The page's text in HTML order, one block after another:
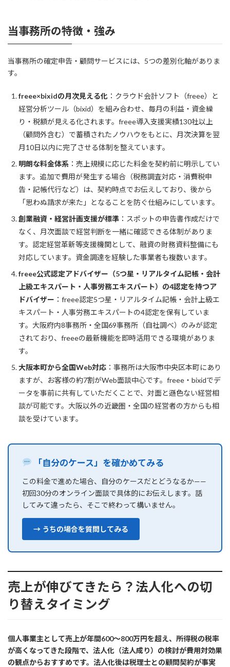
当事務所の特徴・強み
当事務所の確定申告・顧問サービスには、5つの差別化軸がありま
す。
freee×bixidの月次見える化 ：クラウド会計ソフト（freee）と
経営分析ツール（bixid）を組み合わせ、毎月の利益・資金繰
り・税額が見える化されます。freee導入支援実績130社以上
（顧問外含む）で蓄積されたノウハウをもとに、月次決算を翌
月10日以内に完了させる体制を整えています。
明朗な料金体系 ：売上規模に応じた料金を契約前に明示してい
ます。追加で費用が発生する場合（税務調査対応・消費税申
告・記帳代行など）は、契約時点でお伝えしており、後から
「思わぬ請求が来た」となることを防ぐ仕組みにしています。
創業融資・経営計画支援が標準 ：スポットの申告書作成だけで
なく、月次面談で経営判断を一緒に確認できる体制がありま
す。認定経営革新等支援機関として、融資の財務資料整備にも
対応しています。資金調達を経験した事業者も複数います。
freee公式認定アドバイザー（5つ星・リアルタイム記帳・会計
上級エキスパート・人事労務エキスパート）の4認定を持つア
ドバイザー ：freee認定5つ星・リアルタイム記帳・会計上級エ
キスパート・人事労務エキスパートの4認定を保有していま
す。大阪府内8事務所・全国69事務所（自社調べ）のみが認定
されており、freeeの最新機能を即時活用できる環境がありま
す。
大阪本町から全国Web対応 ：事務所は大阪市中央区本町にあり
ますが、お客様の約7割がWeb面談中心です。freee・bixidでデ
ータを事前に共有していただくことで、対面と遜色ない経営相
談が可能です。大阪以外の近畿圏・全国の経営者の方からも相
談を受けています。
「自分のケース」を確かめてみる
この料金で進めた場合、自分のケースだとどうなるか——
初回30分のオンライン面談で具体的にお伝えします。話
してみて違ったら、そこで終わって構いません。
→ うちの場合を質問してみる
売上が伸びてきたら？法人化への切
り替えタイミング
個人事業主として売上が年間600〜800万円を超え、所得税の税率
が高くなってきた段階で、法人化（法人成り）の検討が費用対効果
の観点からおすすめです。法人化後は税理士との顧問契約が事実